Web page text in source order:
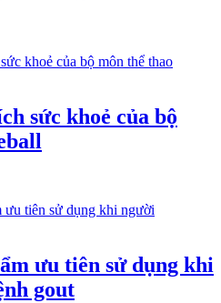
sức khoẻ của bộ
ưu tiên sử dụng khi
gout